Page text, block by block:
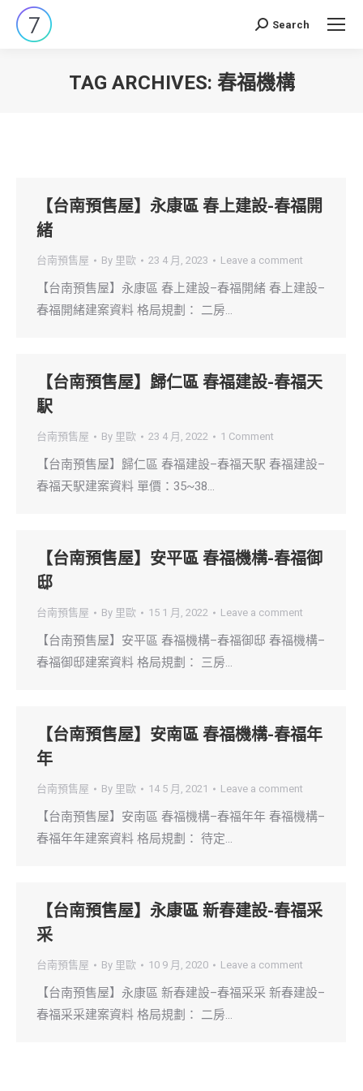
Search:
Search
TAG ARCHIVES: 春福機構
【台南預售屋】永康區 春上建設-春福開
緒
台南預售屋 By 里歐 23 4 月, 2023 Leave a comment
【台南預售屋】永康區 春上建設–春福開緒 春上建設–
春福開緒建案資料 格局規劃： 二房…
【台南預售屋】歸仁區 春福建設-春福天
駅
台南預售屋 By 里歐 23 4 月, 2022 1 Comment
【台南預售屋】歸仁區 春福建設–春福天駅 春福建設–
春福天駅建案資料 單價：35~38…
【台南預售屋】安平區 春福機構-春福御
邸
台南預售屋 By 里歐 15 1 月, 2022 Leave a comment
【台南預售屋】安平區 春福機構–春福御邸 春福機構–
春福御邸建案資料 格局規劃： 三房…
【台南預售屋】安南區 春福機構-春福年
年
台南預售屋 By 里歐 14 5 月, 2021 Leave a comment
【台南預售屋】安南區 春福機構–春福年年 春福機構–
春福年年建案資料 格局規劃： 待定…
【台南預售屋】永康區 新春建設-春福采
采
台南預售屋 By 里歐 10 9 月, 2020 Leave a comment
【台南預售屋】永康區 新春建設–春福采采 新春建設–
春福采采建案資料 格局規劃： 二房…